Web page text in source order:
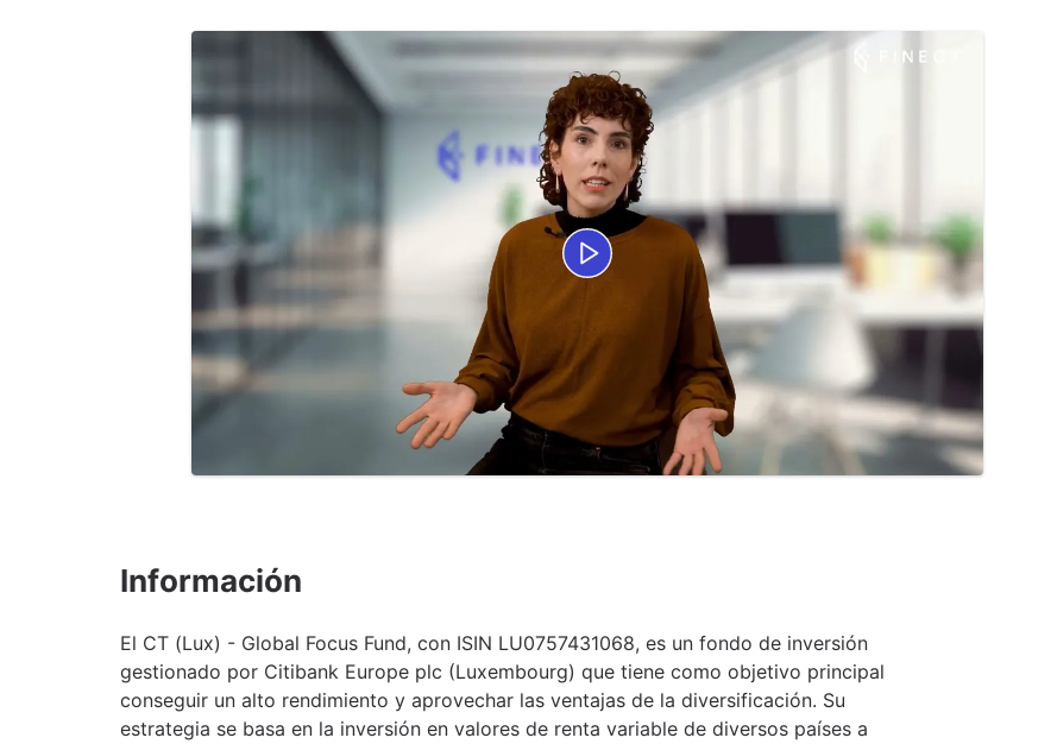
Información
El CT (Lux) - Global Focus Fund, con ISIN LU0757431068, es un fondo de inversión
gestionado por Citibank Europe plc (Luxembourg) que tiene como objetivo principal
conseguir un alto rendimiento y aprovechar las ventajas de la diversificación. Su
estrategia se basa en la inversión en valores de renta variable de diversos países a